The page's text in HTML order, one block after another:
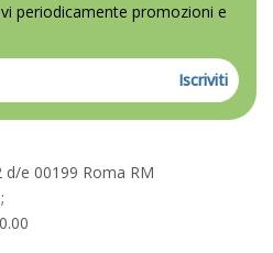
periodicamente promozioni e
Iscriviti
d/e 00199 Roma RM